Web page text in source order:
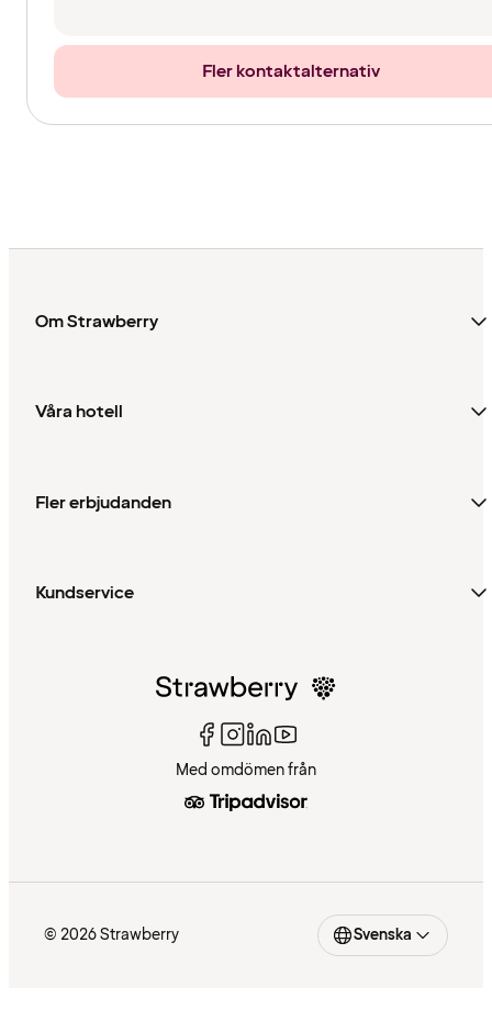
Fler kontaktalternativ
Om Strawberry
Våra hotell
Fler erbjudanden
Kundservice
Med omdömen från
© 2026 Strawberry Svenska